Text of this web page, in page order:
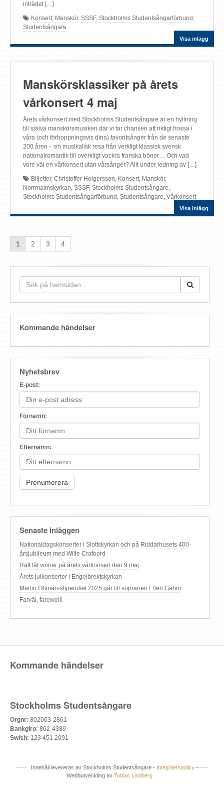
inträdet […]
Visa inlägg
Konsert, Manskör, SSSF, Stockholms Studentsångarförbund ,
Studentsångare
Manskörsklassiker på årets
vårkonsert 4 maj
Årets vårkonsert med Stockholms Studentsångare är en hyllning
till själva manskörsmusiken där vi tar chansen att riktigt frossa i
våra (och förhoppningsvis dina) favoritsånger från de senaste
200 åren – en musikalisk resa från verkligt klassisk svensk
nationalromantik till overkligt vackra franska böner… Och vad
vore väl en vårkonsert utan vårsånger? Allt under ledning av […]
Visa inlägg
Biljetter, Christoffer Holgersson Konsert Manskör,
Norrmalmskyrkan SSSF, Stockholms Studentsångare
Stockholms Studentsångarförbund Studentsångare Vårkonsert
1 2 3 4
Kommande händelser
Nyhetsbrev
E-post:
Förnamn:
Efternamn:
Senaste inläggen
Nationaldagskonserter i Slottskyrkan och på Riddarhusets 400-
årsjubileum med Wille Crafoord
Rätt låt vinner på årets vårkonsert den 9 maj
Årets julkonserter i Engelbrektskyrkan
Martin Öhman-stipendiet 2025 går till sopranen Ellen Gahm
Farväl, farewell!
Kommande händelser
Stockholms Studentsångare
Orgnr: 802003-2861
Bankgiro: 862-4389
Swish: 123 451 2091
Innehåll levereras av Stockholms Studentsångare - Integritetspolicy -
Webbutveckling av Tobias Lindberg